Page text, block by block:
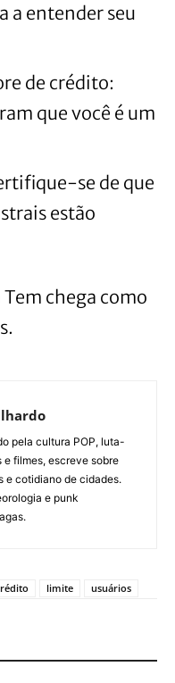
a entender seu
de crédito:
que você é um
se de que
estão
chega como
pela cultura POP, luta-
e filmes, escreve sobre
e cotidiano de cidades.
e punk
limite usuários